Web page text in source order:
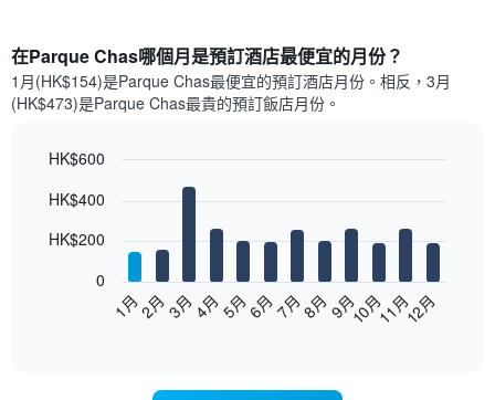
在Parque Chas哪個月是預訂酒店最便宜的月份？
1月(HK$154)是Parque Chas​最便宜的預訂酒店月份。​相反，3月
(HK$473)是Parque Chas最貴的預訂飯店月份。
chart
12
graphic.
1月2月3月4月5月6月7月8月9月10月11月12月
0
HK$200
HK$400
HK$600